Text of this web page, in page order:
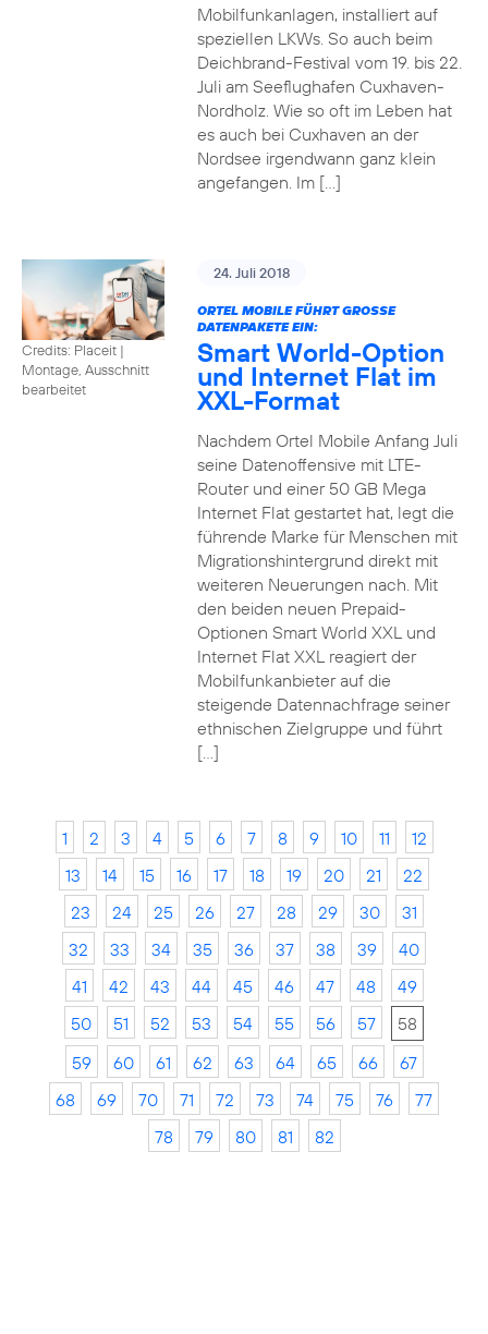
Mobilfunkanlagen, installiert auf
speziellen LKWs. So auch beim
Deichbrand-Festival vom 19. bis 22.
Juli am Seeflughafen Cuxhaven-
Nordholz. Wie so oft im Leben hat
es auch bei Cuxhaven an der
Nordsee irgendwann ganz klein
angefangen. Im […]
Credits: Placeit |
Montage, Ausschnitt
bearbeitet
24. Juli 2018
ORTEL MOBILE FÜHRT GROSSE D
ATENPAKETE EIN:
Smart World-Option
und Internet Flat im
XXL-Format
Nachdem Ortel Mobile Anfang Juli
seine Datenoffensive mit LTE-
Router und einer 50 GB Mega
Internet Flat gestartet hat, legt die
führende Marke für Menschen mit
Migrationshintergrund direkt mit
weiteren Neuerungen nach. Mit
den beiden neuen Prepaid-
Optionen Smart World XXL und
Internet Flat XXL reagiert der
Mobilfunkanbieter auf die
steigende Datennachfrage seiner
ethnischen Zielgruppe und führt
[…]
1 2 3 4 5 6 7 8 9 10 11
12
13
14 15 16 17 18 19 20 21
22
23
24 25 26 27 28 29 30
31
32
33 34 35 36 37 38 39
40
41
42 43 44 45 46 47 48
49
50
51 52 53 54 55 56 57
58
59
60 61 62 63 64 65 66
67
68
69 70 71 72 73 74 75 76
77
78
79 80 81 82